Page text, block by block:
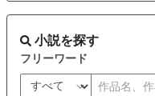
小説を探す
フリーワード